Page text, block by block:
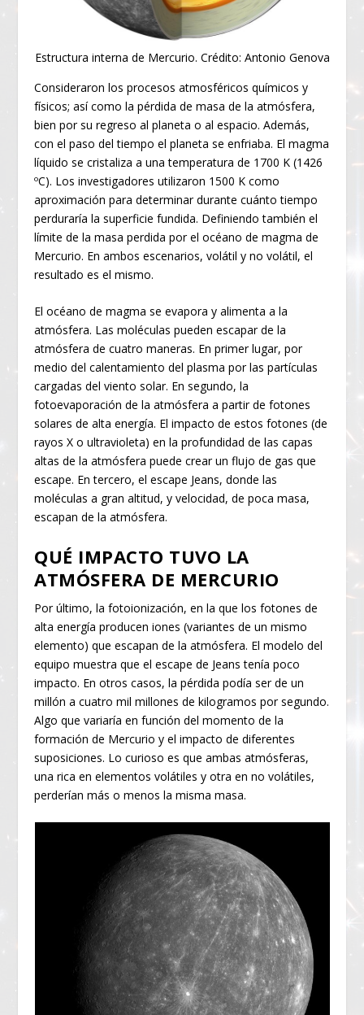
Estructura interna de Mercurio. Crédito: Antonio Genova
Consideraron los procesos atmosféricos químicos y
físicos; así como la pérdida de masa de la atmósfera,
bien por su regreso al planeta o al espacio. Además,
con el paso del tiempo el planeta se enfriaba. El magma
líquido se cristaliza a una temperatura de 1700 K (1426
ºC). Los investigadores utilizaron 1500 K como
aproximación para determinar durante cuánto tiempo
perduraría la superficie fundida. Definiendo también el
límite de la masa perdida por el océano de magma de
Mercurio. En ambos escenarios, volátil y no volátil, el
resultado es el mismo.
El océano de magma se evapora y alimenta a la
atmósfera. Las moléculas pueden escapar de la
atmósfera de cuatro maneras. En primer lugar, por
medio del calentamiento del plasma por las partículas
cargadas del viento solar. En segundo, la
fotoevaporación de la atmósfera a partir de fotones
solares de alta energía. El impacto de estos fotones (de
rayos X o ultravioleta) en la profundidad de las capas
altas de la atmósfera puede crear un flujo de gas que
escape. En tercero, el escape Jeans, donde las
moléculas a gran altitud, y velocidad, de poca masa,
escapan de la atmósfera.
QUÉ IMPACTO TUVO LA
ATMÓSFERA DE MERCURIO
Por último, la fotoionización, en la que los fotones de
alta energía producen iones (variantes de un mismo
elemento) que escapan de la atmósfera. El modelo del
equipo muestra que el escape de Jeans tenía poco
impacto. En otros casos, la pérdida podía ser de un
millón a cuatro mil millones de kilogramos por segundo.
Algo que variaría en función del momento de la
formación de Mercurio y el impacto de diferentes
suposiciones. Lo curioso es que ambas atmósferas,
una rica en elementos volátiles y otra en no volátiles,
perderían más o menos la misma masa.